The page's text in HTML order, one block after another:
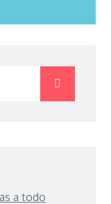
a todo